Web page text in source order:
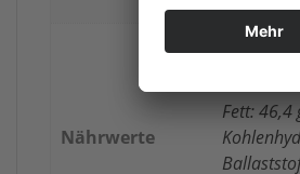
Nährwerte
Fett: 46,4